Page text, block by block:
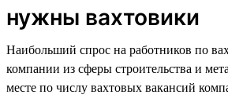
нужны вахтовики
Наибольший спрос на работников по
компании из сферы строительства и
месте по числу вахтовых вакансий